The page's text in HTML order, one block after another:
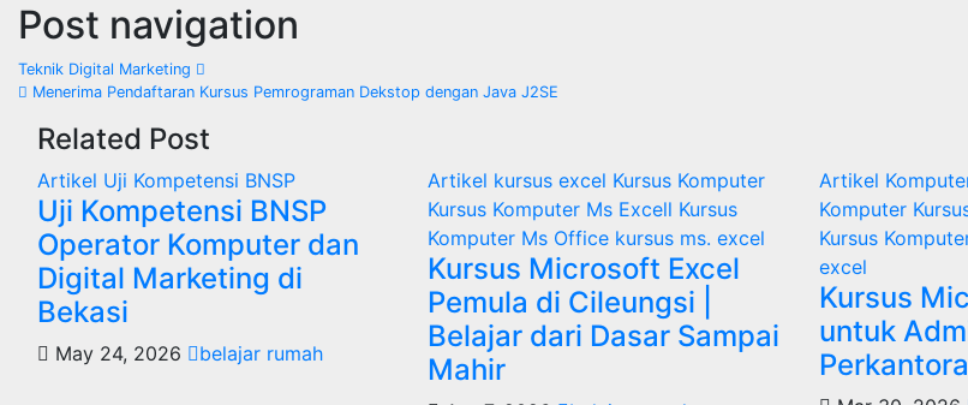
Post navigation
Teknik Digital Marketing
Menerima Pendaftaran Kursus Pemrograman Dekstop dengan Java J2SE
Related Post
Artikel Uji Kompetensi BNSP
Uji Kompetensi BNSP
Operator Komputer dan
Digital Marketing di
Bekasi
May 24, 2026 belajar rumah
Artikel kursus excel Kursus Komputer
Kursus Komputer Ms Excell Kursus
Komputer Ms Office kursus ms. excel
Kursus Microsoft Excel
Pemula di Cileungsi |
Belajar dari Dasar Sampai
Mahir
Artikel
Komputer
Kursus
excel
Kursus
untuk